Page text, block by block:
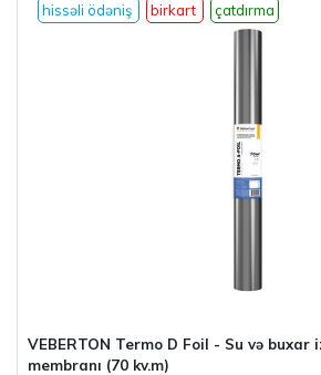
hissəli ödəniş birkart çatdırma
VEBERTON Termo D Foil - Su və buxar izolyasiyasi
membranı (70 kv.m)